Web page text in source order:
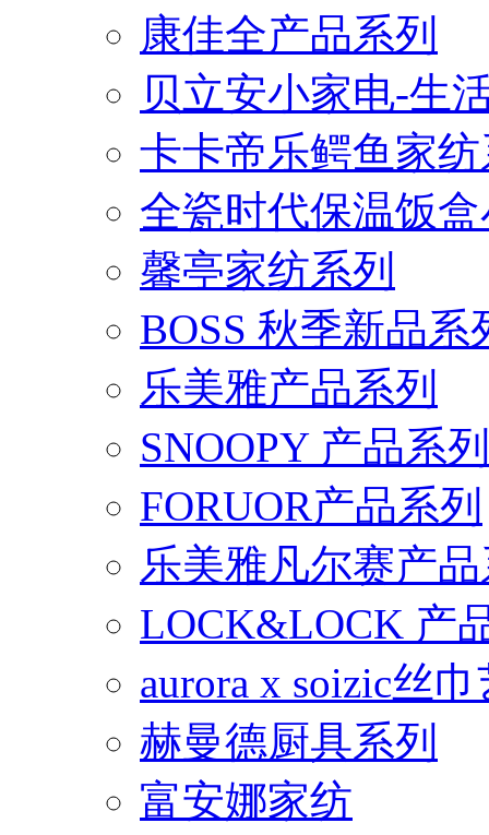
康佳全产品系列
贝立安小家电-生
卡卡帝乐鳄鱼家
全瓷时代保温饭
馨亭家纺系列
BOSS 秋季新品系
乐美雅产品系列
SNOOPY 产品系列
FORUOR产品系列
乐美雅凡尔赛产
LOCK&LOCK 产
aurora x soizic丝
赫曼德厨具系列
富安娜家纺